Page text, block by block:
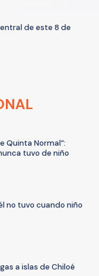
de este 8 de
Quinta Normal”:
tuvo de niño
no tuvo cuando niño
a islas de Chiloé